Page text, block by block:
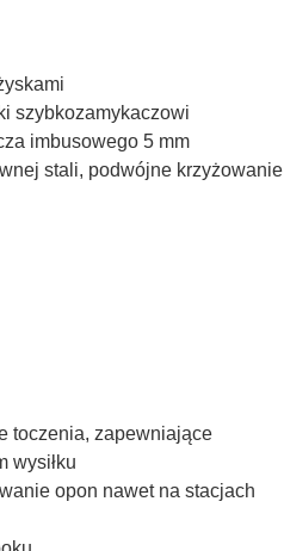
szybkozamykaczowi
imbusowego 5 mm
stali, podwójne krzyżowanie
toczenia, zapewniające
wysiłku
opon nawet na stacjach